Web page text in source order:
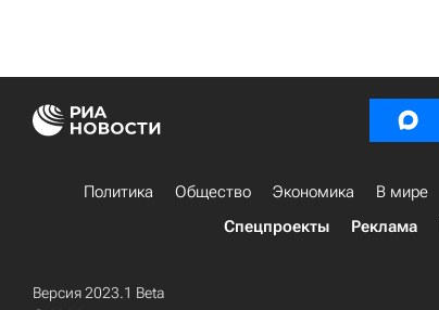
Политика Общество Экономика В мире
Спецпроекты
Реклама
Версия 2023.1 Beta